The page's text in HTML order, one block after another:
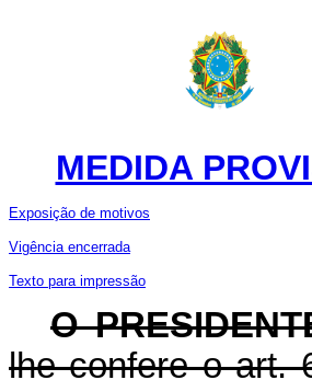
MEDIDA
Exposição de motivos
Vigência encerrada
Texto para impressão
O
lhe confere o art.